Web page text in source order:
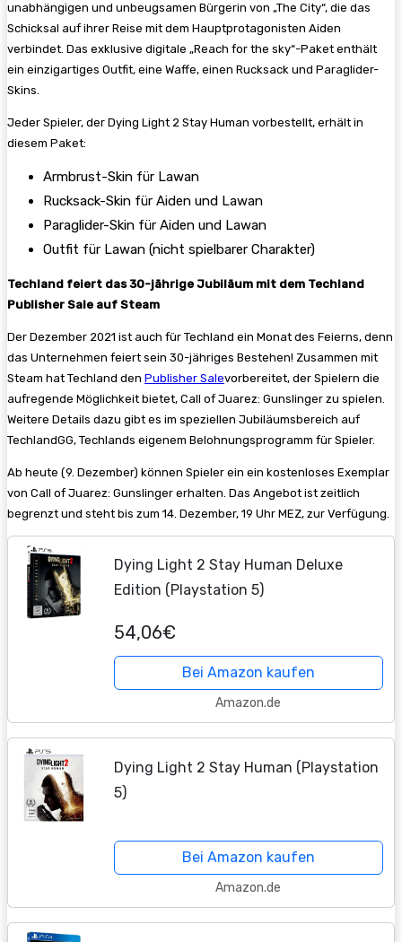
unabhängigen und unbeugsamen Bürgerin von „The City“, die das
Schicksal auf ihrer Reise mit dem Hauptprotagonisten Aiden
verbindet. Das exklusive digitale „Reach for the sky“-Paket enthält
ein einzigartiges Outfit, eine Waffe, einen Rucksack und Paraglider-
Skins.
Jeder Spieler, der Dying Light 2 Stay Human vorbestellt, erhält in
diesem Paket:
Armbrust-Skin für Lawan
Rucksack-Skin für Aiden und Lawan
Paraglider-Skin für Aiden und Lawan
Outfit für Lawan (nicht spielbarer Charakter)
Techland feiert das 30-jährige Jubiläum mit dem Techland
Publisher Sale auf Steam
Der Dezember 2021 ist auch für Techland ein Monat des Feierns, denn
das Unternehmen feiert sein 30-jähriges Bestehen! Zusammen mit
Steam hat Techland den Publisher Salevorbereitet, der Spielern die
aufregende Möglichkeit bietet, Call of Juarez: Gunslinger zu spielen.
Weitere Details dazu gibt es im speziellen Jubiläumsbereich auf
TechlandGG, Techlands eigenem Belohnungsprogramm für Spieler.
Ab heute (9. Dezember) können Spieler ein ein kostenloses Exemplar
von Call of Juarez: Gunslinger erhalten. Das Angebot ist zeitlich
begrenzt und steht bis zum 14. Dezember, 19 Uhr MEZ, zur Verfügung.
Dying Light 2 Stay Human Deluxe
Edition (Playstation 5)
54,06€
Bei Amazon kaufen
Amazon.de
Dying Light 2 Stay Human (Playstation
5)
Bei Amazon kaufen
Amazon.de